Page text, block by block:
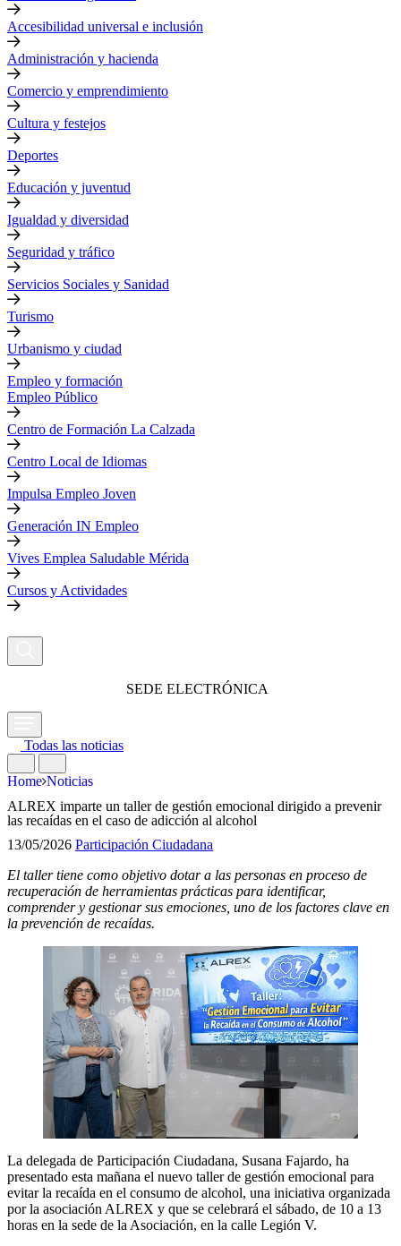
Accesibilidad universal e inclusión
Administración y hacienda
Comercio y emprendimiento
Cultura y festejos
Deportes
Educación y juventud
Igualdad y diversidad
Seguridad y tráfico
Servicios Sociales y Sanidad
Turismo
Urbanismo y ciudad
Empleo y formación
Empleo Público
Centro de Formación La Calzada
Centro Local de Idiomas
Impulsa Empleo Joven
Generación IN Empleo
Vives Emplea Saludable Mérida
Cursos y Actividades
SEDE ELECTRÓNICA
Todas las noticias
Home Noticias
ALREX imparte un taller de gestión emocional dirigido a prevenir
las recaídas en el caso de adicción al alcohol
13/05/2026 Participación Ciudadana
El taller tiene como objetivo dotar a las personas en proceso de
recuperación de herramientas prácticas para identificar,
comprender y gestionar sus emociones, uno de los factores clave en
la prevención de recaídas.
La delegada de Participación Ciudadana, Susana Fajardo, ha
presentado esta mañana el nuevo taller de gestión emocional para
evitar la recaída en el consumo de alcohol, una iniciativa organizada
por la asociación ALREX y que se celebrará el sábado, de 10 a 13
horas en la sede de la Asociación, en la calle Legión V.